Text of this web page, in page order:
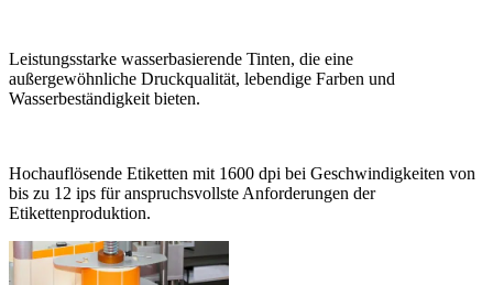
Leistungsstarke wasserbasierende Tinten, die eine
außergewöhnliche Druckqualität, lebendige Farben und
Wasserbeständigkeit bieten.
Hochauflösende Etiketten mit 1600 dpi bei Geschwindigkeiten von
bis zu 12 ips für anspruchsvollste Anforderungen der
Etikettenproduktion.